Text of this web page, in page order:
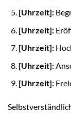
[Uhrzeit]:
[Uhrzeit]:
[Uhrzeit]:
[Uhrzeit]:
[Uhrzeit]: